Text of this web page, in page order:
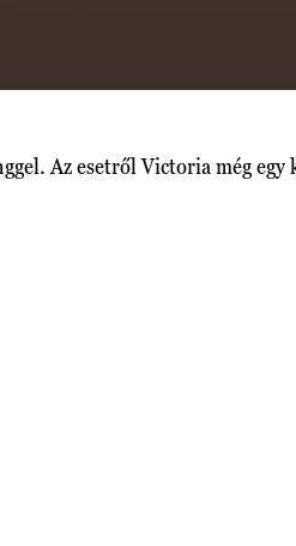
Az esetről Victoria még egy